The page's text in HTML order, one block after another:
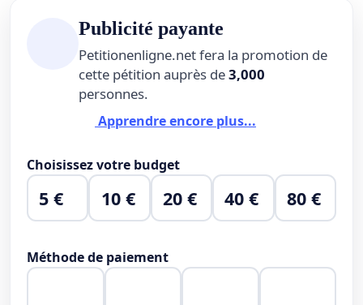
Publicité payante
Petitionenligne.net fera la promotion de
cette pétition auprès de3,000
personnes.
Apprendre encore plus...
Choisissez votre budget
5 € 10 € 20 € 40 € 80 €
Méthode de paiement